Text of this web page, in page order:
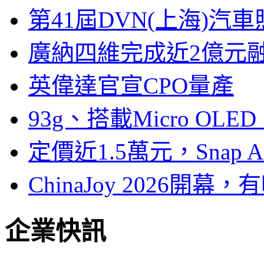
第41屆DVN(上海)汽
廣納四維完成近2億元
英偉達官宣CPO量產
93g、搭載Micro
定價近1.5萬元，Snap
ChinaJoy 2026開幕，
企業快訊